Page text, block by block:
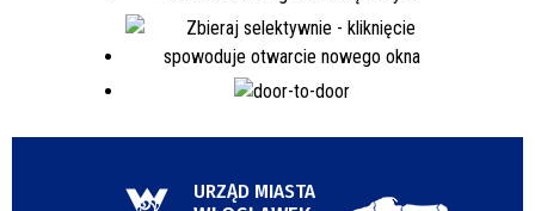
URZĄD MIASTA